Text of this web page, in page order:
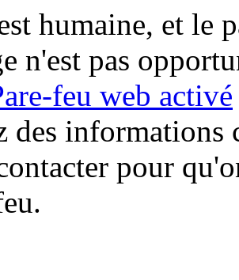
humaine, et le
n'est pas
feu web activé
des informations
pour